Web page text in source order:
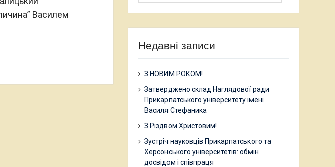
Василем
Недавні записи
З НОВИМ РОКОМ!
Затверджено склад Наглядової ради
Прикарпатського університету імені
Василя Стефаника
З Різдвом Христовим!
Зустріч науковців Прикарпатського та
Херсонського університетів: обмін
досвідом і співпраця